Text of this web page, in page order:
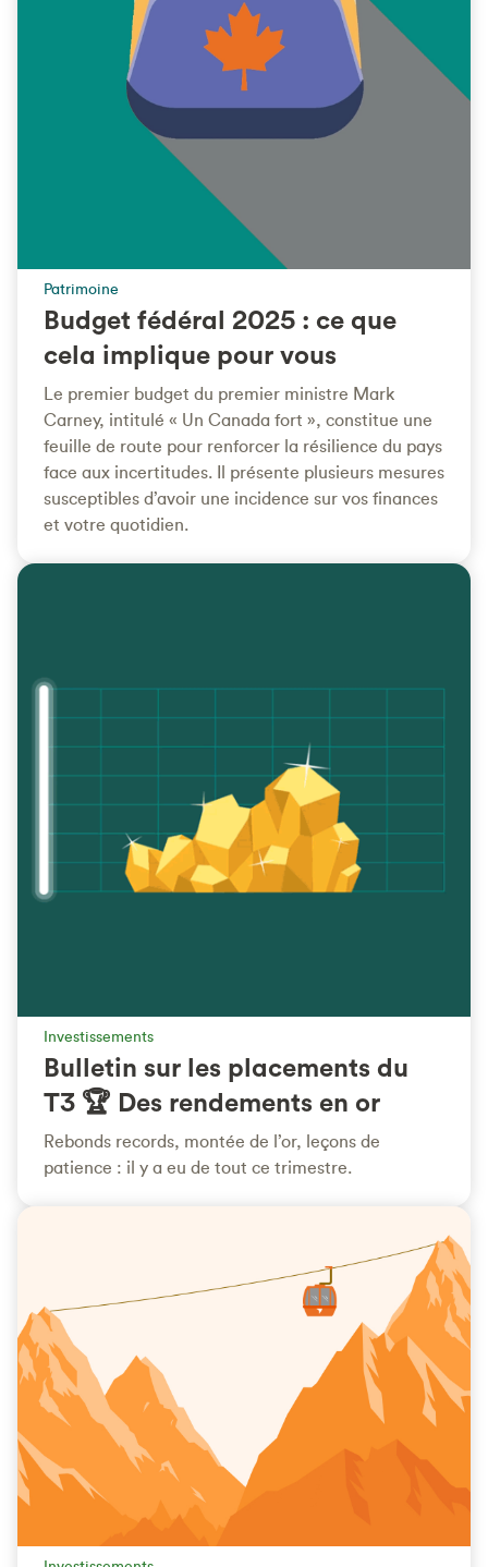
Patrimoine
Budget fédéral 2025 : ce que
cela implique pour vous
Le premier budget du premier ministre Mark
Carney, intitulé « Un Canada fort », constitue une
feuille de route pour renforcer la résilience du pays
face aux incertitudes. Il présente plusieurs mesures
susceptibles d’avoir une incidence sur vos finances
et votre quotidien.
Investissements
Bulletin sur les placements du
T3 🏆 Des rendements en or
Rebonds records, montée de l’or, leçons de
patience : il y a eu de tout ce trimestre.